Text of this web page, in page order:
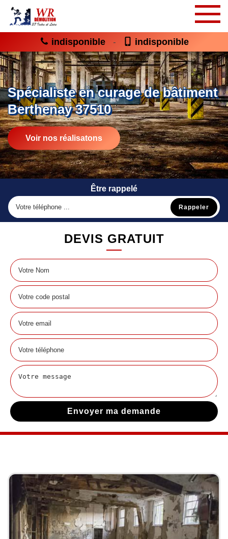
indisponible - indisponible
Spécialiste en curage de bâtiment
Berthenay 37510
Voir nos réalisatons
Être rappelé
DEVIS GRATUIT